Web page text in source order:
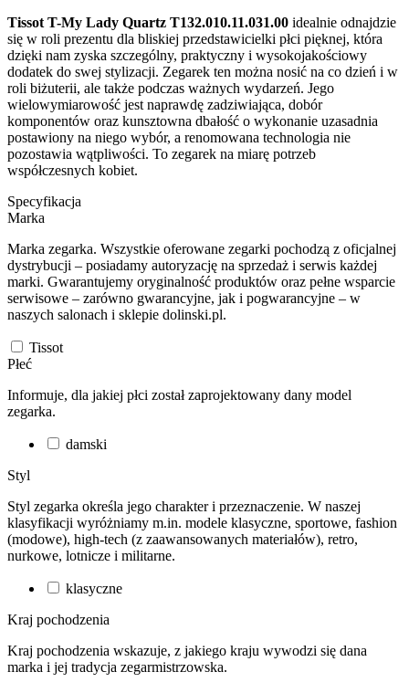
Tissot T-My Lady Quartz T132.010.11.031.00 idealnie odnajdzie
się w roli prezentu dla bliskiej przedstawicielki płci pięknej, która
dzięki nam zyska szczególny, praktyczny i wysokojakościowy
dodatek do swej stylizacji. Zegarek ten można nosić na co dzień i w
roli biżuterii, ale także podczas ważnych wydarzeń. Jego
wielowymiarowość jest naprawdę zadziwiająca, dobór
komponentów oraz kunsztowna dbałość o wykonanie uzasadnia
postawiony na niego wybór, a renomowana technologia nie
pozostawia wątpliwości. To zegarek na miarę potrzeb
współczesnych kobiet.
Specyfikacja
Marka
Marka zegarka. Wszystkie oferowane zegarki pochodzą z oficjalnej
dystrybucji – posiadamy autoryzację na sprzedaż i serwis każdej
marki. Gwarantujemy oryginalność produktów oraz pełne wsparcie
serwisowe – zarówno gwarancyjne, jak i pogwarancyjne – w
naszych salonach i sklepie dolinski.pl.
Tissot
Płeć
Informuje, dla jakiej płci został zaprojektowany dany model
zegarka.
damski
Styl
Styl zegarka określa jego charakter i przeznaczenie. W naszej
klasyfikacji wyróżniamy m.in. modele klasyczne, sportowe, fashion
(modowe), high-tech (z zaawansowanych materiałów), retro,
nurkowe, lotnicze i militarne.
klasyczne
Kraj pochodzenia
Kraj pochodzenia wskazuje, z jakiego kraju wywodzi się dana
marka i jej tradycja zegarmistrzowska.